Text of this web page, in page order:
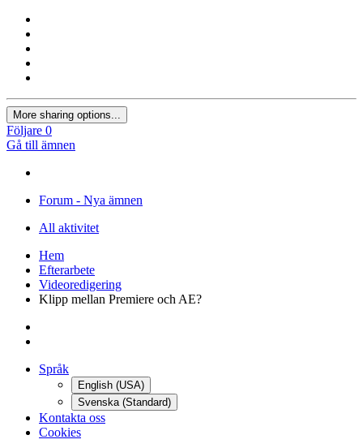
More sharing options...
Följare 0
Gå till ämnen
Forum - Nya ämnen
All aktivitet
Hem
Efterarbete
Videoredigering
Klipp mellan Premiere och AE?
Språk
English (USA)
Svenska (Standard)
Kontakta oss
Cookies